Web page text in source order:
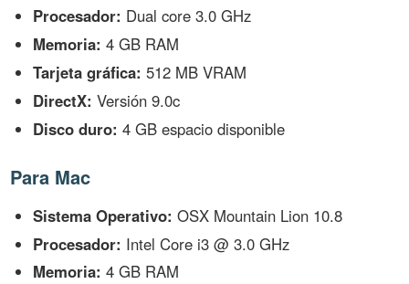
Procesador: Dual core 3.0 GHz
Memoria: 4 GB RAM
Tarjeta gráfica: 512 MB VRAM
DirectX: Versión 9.0c
Disco duro: 4 GB espacio disponible
Para Mac
Sistema Operativo: OSX Mountain Lion 10.8
Procesador: Intel Core i3 @ 3.0 GHz
Memoria: 4 GB RAM